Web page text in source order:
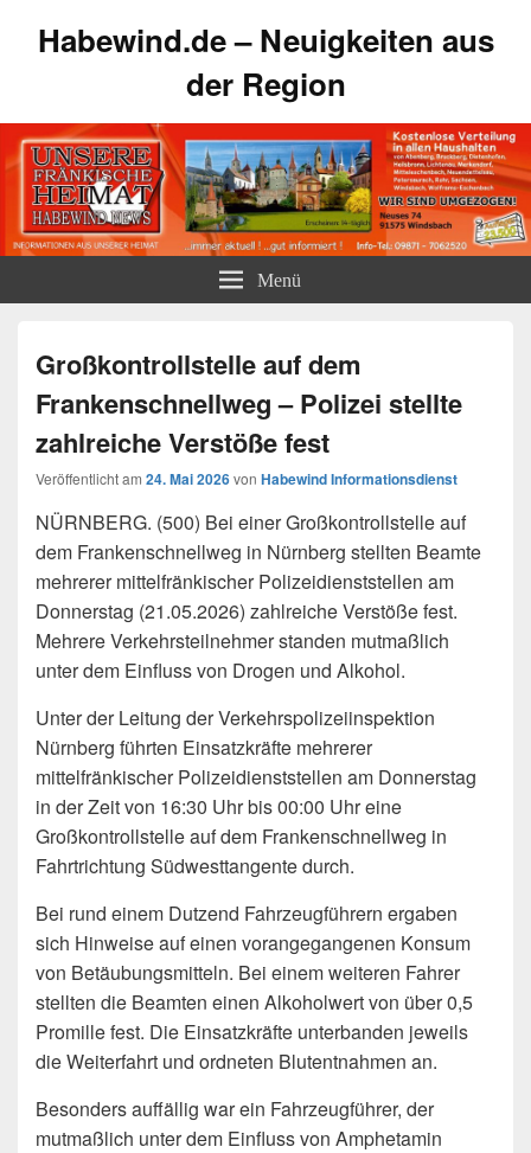
Habewind.de – Neuigkeiten aus
der Region
Menü
Großkontrollstelle auf dem
Frankenschnellweg – Polizei stellte
zahlreiche Verstöße fest
Veröffentlicht am 24. Mai 2026von Habewind Informationsdienst
NÜRNBERG. (500) Bei einer Großkontrollstelle auf
dem Frankenschnellweg in Nürnberg stellten Beamte
mehrerer mittelfränkischer Polizeidienststellen am
Donnerstag (21.05.2026) zahlreiche Verstöße fest.
Mehrere Verkehrsteilnehmer standen mutmaßlich
unter dem Einfluss von Drogen und Alkohol.
Unter der Leitung der Verkehrspolizeiinspektion
Nürnberg führten Einsatzkräfte mehrerer
mittelfränkischer Polizeidienststellen am Donnerstag
in der Zeit von 16:30 Uhr bis 00:00 Uhr eine
Großkontrollstelle auf dem Frankenschnellweg in
Fahrtrichtung Südwesttangente durch.
Bei rund einem Dutzend Fahrzeugführern ergaben
sich Hinweise auf einen vorangegangenen Konsum
von Betäubungsmitteln. Bei einem weiteren Fahrer
stellten die Beamten einen Alkoholwert von über 0,5
Promille fest. Die Einsatzkräfte unterbanden jeweils
die Weiterfahrt und ordneten Blutentnahmen an.
Besonders auffällig war ein Fahrzeugführer, der
mutmaßlich unter dem Einfluss von Amphetamin